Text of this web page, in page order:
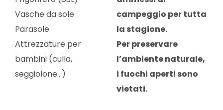
Vasche da sole
Parasole
Attrezzature per
bambini (culla,
seggiolone…)
campeggio per tutta
la stagione.
Per preservare
l’ambiente naturale,
i fuochi aperti sono
vietati.